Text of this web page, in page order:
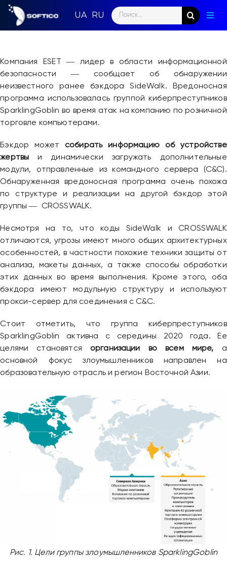
Skip
content
Search
for:
Компания ESET ― лидер в области информационной
безопасности ― сообщает об обнаружении
неизвестного ранее бэкдора SideWalk. Вредоносная
программа использовалась группой киберпреступников
SparklingGoblin во время атак на компанию по розничной
торговле компьютерами.
Бэкдор может собирать информацию об устройстве
жертвы и динамически загружать дополнительные
модули, отправленные из командного сервера (C&C).
Обнаруженная вредоносная программа очень похожа
по структуре и реализации на другой бэкдор этой
группы ― CROSSWALK.
Несмотря на то, что коды SideWalk и CROSSWALK
отличаются, угрозы имеют много общих архитектурных
особенностей, в частности похожие техники защиты от
анализа, макеты данных, а также способы обработки
этих данных во время выполнения. Кроме этого, оба
бэкдора имеют модульную структуру и используют
прокси-сервер для соединения с C&C.
Стоит отметить, что группа киберпреступников
SparklingGoblin активна с середины 2020 года. Ее
целями становятся организации во всем мире, а
основной фокус злоумышленников направлен на
образовательную отрасль и регион Восточной Азии.
Рис. 1. Цели группы злоумышленников SparklingGoblin